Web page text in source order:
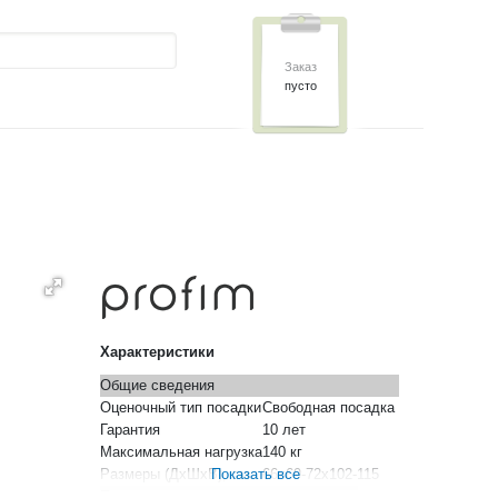
Заказ
пусто
Характеристики
Общие сведения
Оценочный тип посадкиСвободная посадка
Гарантия
10 лет
Максимальная нагрузка140 кг
Размеры (ДхШхВ), см. 66х69-72х102-115
Показать все